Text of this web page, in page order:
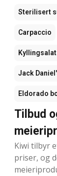
Sterilisert
Carpaccio
Kyllingsalat
Jack
Eldorado
Tilbud
Kiwi tilbyr
priser, og